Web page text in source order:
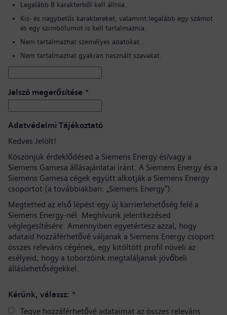
Legalább 8 karakterből kell állnia.
Kis- és nagybetűs karaktereket, valamint legalább egy számot
és egy szimbólumot is kell tartalmaznia.
Nem tartalmazhat személyes adatokat.
Nem tartalmazhat gyakran használt szavakat.
Jelszó megerősítése *
Adatvédelmi Tájékoztató
Kedves Jelölt!
Köszönjük érdeklődésed a Siemens Energy és/vagy a
Siemens Gamesa állásajánlatai iránt. A Siemens Energy és a
Siemens Gamesa cégek együtt alkotják a Siemens Energy
csoportot (a továbbiakban: „Siemens Energy”).
Megtetted az első lépést egy új karrierlehetőség felé a
Siemens Energy-nél. Meghívunk jelentkezésed
véglegesítésére. Amennyiben egyetértesz azzal, hogy
adataid hozzáférhetővé váljanak a Siemens Energy csoport
összes releváns cégének, egy kitöltött profil növeli az
esélyeid, hogy a toborzóink megtaláljanak jövőbeli
álláslehetőségekkel.
Kérünk, válassz: *
Tegye hozzáférhetővé adataimat az összes releváns